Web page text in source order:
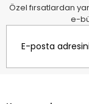
Özel fırsatlardan
e-